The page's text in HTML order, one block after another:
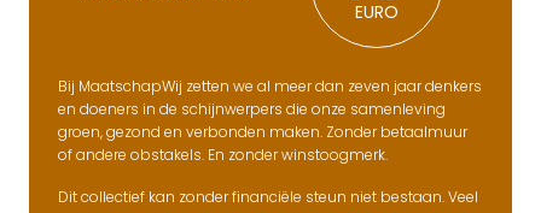
EURO
Bij MaatschapWij zetten we al meer dan zeven jaar denkers
en doeners in de schijnwerpers die onze samenleving
groen, gezond en verbonden maken. Zonder betaalmuur
of andere obstakels. En zonder winstoogmerk.
Dit collectief kan zonder financiële steun niet bestaan. Veel